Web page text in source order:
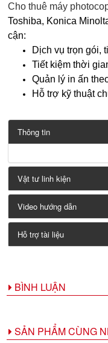
Cho thuê máy
Toshiba, Konica
cận:
Dịch vụ trọn gói,
Tiết kiệm thời
Quản lý in ấn
Hỗ trợ kỹ thuật
Thông tin
Vật tư linh kiện
Video hướng dẫn
Hỗ trợ tài liệu
BÌNH LUẬN
SẢN PHẨM CÙNG